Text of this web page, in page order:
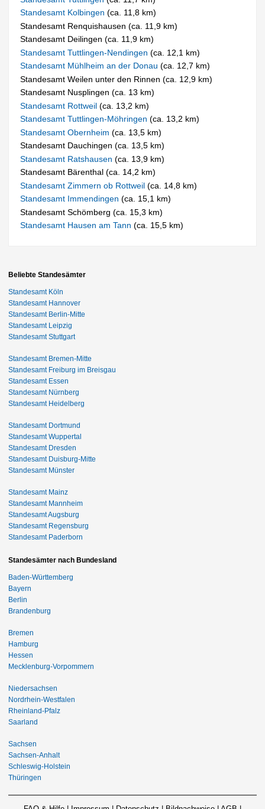
Standesamt Kolbingen(ca. 11,8 km)
Standesamt Renquishausen (ca. 11,9 km)
Standesamt Deilingen (ca. 11,9 km)
Standesamt Tuttlingen-Nendingen(ca. 12,1 km)
Standesamt Mühlheim an der Donau(ca. 12,7 km)
Standesamt Weilen unter den Rinnen (ca. 12,9 km)
Standesamt Nusplingen (ca. 13 km)
Standesamt Rottweil(ca. 13,2 km)
Standesamt Tuttlingen-Möhringen(ca. 13,2 km)
Standesamt Obernheim(ca. 13,5 km)
Standesamt Dauchingen (ca. 13,5 km)
Standesamt Ratshausen(ca. 13,9 km)
Standesamt Bärenthal (ca. 14,2 km)
Standesamt Zimmern ob Rottweil(ca. 14,8 km)
Standesamt Immendingen(ca. 15,1 km)
Standesamt Schömberg (ca. 15,3 km)
Standesamt Hausen am Tann(ca. 15,5 km)
Beliebte Standesämter
Standesamt Köln
Standesamt Hannover
Standesamt Berlin-Mitte
Standesamt Leipzig
Standesamt Stuttgart
Standesamt Bremen-Mitte
Standesamt Freiburg im Breisgau
Standesamt Essen
Standesamt Nürnberg
Standesamt Heidelberg
Standesamt Dortmund
Standesamt Wuppertal
Standesamt Dresden
Standesamt Duisburg-Mitte
Standesamt Münster
Standesamt Mainz
Standesamt Mannheim
Standesamt Augsburg
Standesamt Regensburg
Standesamt Paderborn
Standesämter nach Bundesland
Baden-Württemberg
Bayern
Berlin
Brandenburg
Bremen
Hamburg
Hessen
Mecklenburg-Vorpommern
Niedersachsen
Nordrhein-Westfalen
Rheinland-Pfalz
Saarland
Sachsen
Sachsen-Anhalt
Schleswig-Holstein
Thüringen